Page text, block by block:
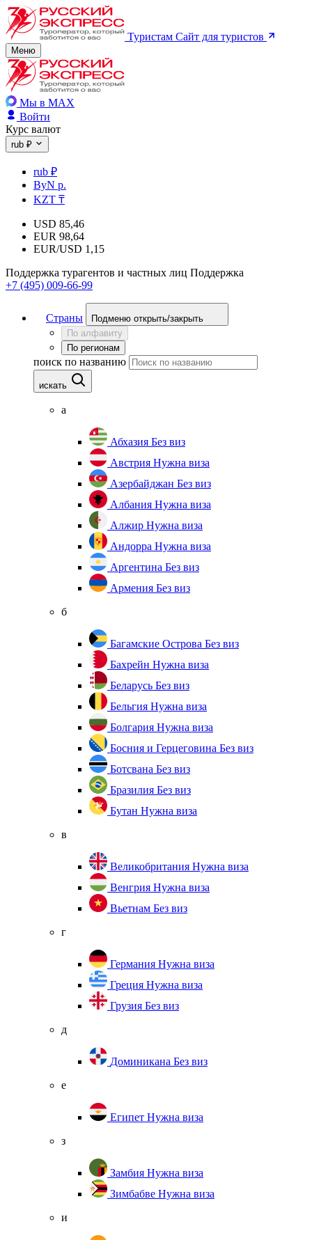
Туристам Сайт для туристов
Меню
Мы в MAX
Войти
Курс валют
rub ₽
rub ₽
ByN р.
KZT ₸
USD 85,46
EUR 98,64
EUR/USD 1,15
Поддержка турагентов и частных лиц Поддержка
+7 (495) 009-66-99
Страны
Подменю открыть/закрыть
По алфавиту
По регионам
поиск по названию
искать
а
Абхазия Без виз
Австрия Нужна виза
Азербайджан Без виз
Албания Нужна виза
Алжир Нужна виза
Андорра Нужна виза
Аргентина Без виз
Армения Без виз
б
Багамские Острова Без виз
Бахрейн Нужна виза
Беларусь Без виз
Бельгия Нужна виза
Болгария Нужна виза
Босния и Герцеговина Без виз
Ботсвана Без виз
Бразилия Без виз
Бутан Нужна виза
в
Великобритания Нужна виза
Венгрия Нужна виза
Вьетнам Без виз
г
Германия Нужна виза
Греция Нужна виза
Грузия Без виз
д
Доминикана Без виз
е
Египет Нужна виза
з
Замбия Нужна виза
Зимбабве Нужна виза
и